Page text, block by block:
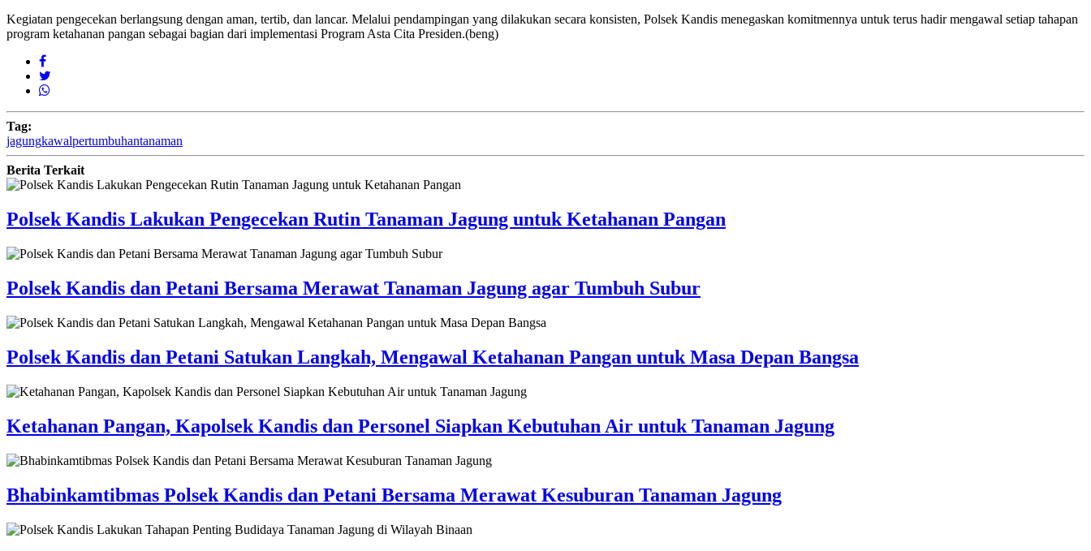
Kegiatan pengecekan berlangsung dengan aman, tertib, dan lancar. Melalui pendampingan yang dilakukan secara konsisten, Polsek Kandis menegaskan komitmennya untuk terus hadir mengawal setiap tahapan
program ketahanan pangan sebagai bagian dari implementasi Program Asta Cita Presiden.(beng)
Tag:
jagungkawalpertumbuhantanaman
Berita Terkait
Polsek Kandis Lakukan Pengecekan Rutin Tanaman Jagung untuk Ketahanan Pangan
Polsek Kandis dan Petani Bersama Merawat Tanaman Jagung agar Tumbuh Subur
Polsek Kandis dan Petani Satukan Langkah, Mengawal Ketahanan Pangan untuk Masa Depan Bangsa
Ketahanan Pangan, Kapolsek Kandis dan Personel Siapkan Kebutuhan Air untuk Tanaman Jagung
Bhabinkamtibmas Polsek Kandis dan Petani Bersama Merawat Kesuburan Tanaman Jagung